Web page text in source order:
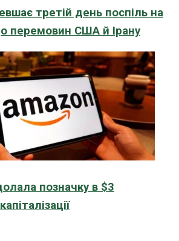
третій день поспіль на
перемовин США й Ірану
позначку в $3